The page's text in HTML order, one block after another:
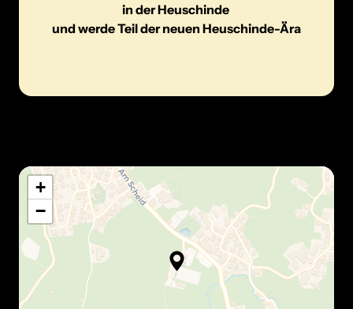
in der Heuschinde
und werde Teil der neuen Heuschinde-Ära
+
−